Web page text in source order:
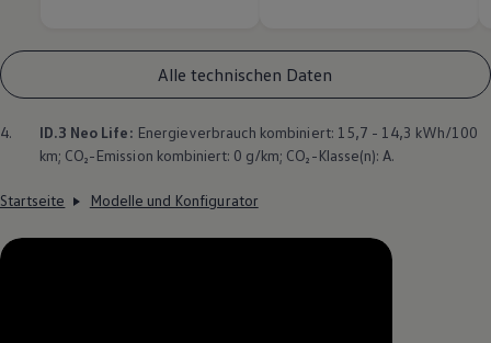
Alle technischen Daten
4. ID.3 Neo Life: Energieverbrauch kombiniert: 15,7 - 14,3 kWh/100
km; CO₂-Emission kombiniert: 0 g/km; CO₂-Klasse(n): A.
Startseite Modelle und Konfigurator